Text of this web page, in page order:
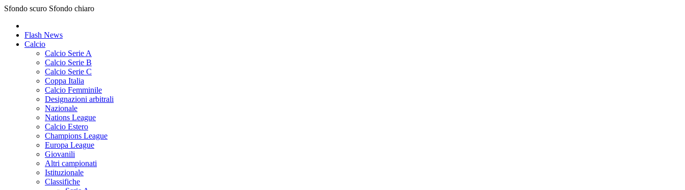
Sfondo scuro Sfondo chiaro
Flash News
Calcio
Calcio Serie A
Calcio Serie B
Calcio Serie C
Coppa Italia
Calcio Femminile
Designazioni arbitrali
Nazionale
Nations League
Calcio Estero
Champions League
Europa League
Giovanili
Altri campionati
Istituzionale
Classifiche